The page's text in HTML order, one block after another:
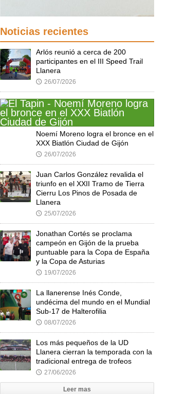
Noticias recientes
Arlós reunió a cerca de 200
participantes en el III Speed Trail
Llanera
🕔 26/07/2026
Noemí Moreno logra el bronce en el
XXX Biatlón Ciudad de Gijón
🕔 26/07/2026
Juan Carlos González revalida el
triunfo en el XXII Tramo de Tierra
Cierru Los Pinos de Posada de
Llanera
🕔 25/07/2026
Jonathan Cortés se proclama
campeón en Gijón de la prueba
puntuable para la Copa de España
y la Copa de Asturias
🕔 19/07/2026
La llanerense Inés Conde,
undécima del mundo en el Mundial
Sub-17 de Halterofilia
🕔 08/07/2026
Los más pequeños de la UD
Llanera cierran la temporada con la
tradicional entrega de trofeos
🕔 27/06/2026
Leer mas